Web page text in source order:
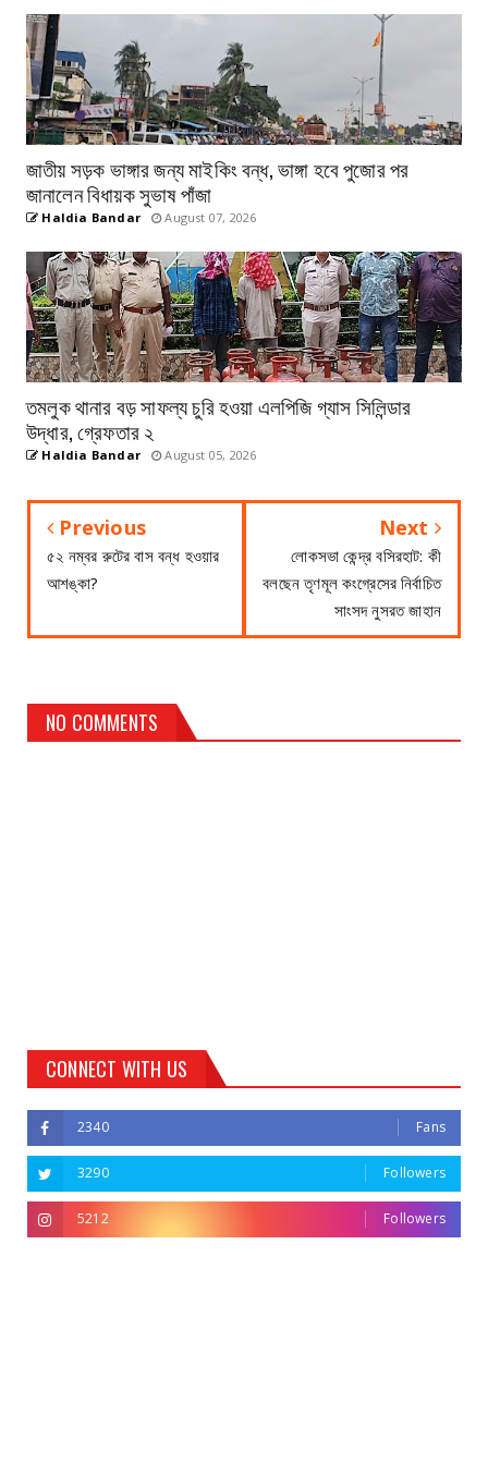
জাতীয় সড়ক ভাঙ্গার জন্য মাইকিং বন্ধ, ভাঙ্গা হবে পুজোর পর
জানালেন বিধায়ক সুভাষ পাঁজা
Haldia Bandar August 07, 2026
তমলুক থানার বড় সাফল্য চুরি হওয়া এলপিজি গ্যাস সিলিন্ডার
উদ্ধার, গ্রেফতার ২
Haldia Bandar August 05, 2026
Previous
৫২ নম্বর রুটের বাস বন্ধ হওয়ার
আশঙ্কা?
Next
লোকসভা কেন্দ্র বসিরহাট: কী
বলছেন তৃণমূল কংগ্রেসের নির্বাচিত
সাংসদ নুসরত জাহান
NO COMMENTS
CONNECT WITH US
2340 Fans
3290 Followers
5212 Followers